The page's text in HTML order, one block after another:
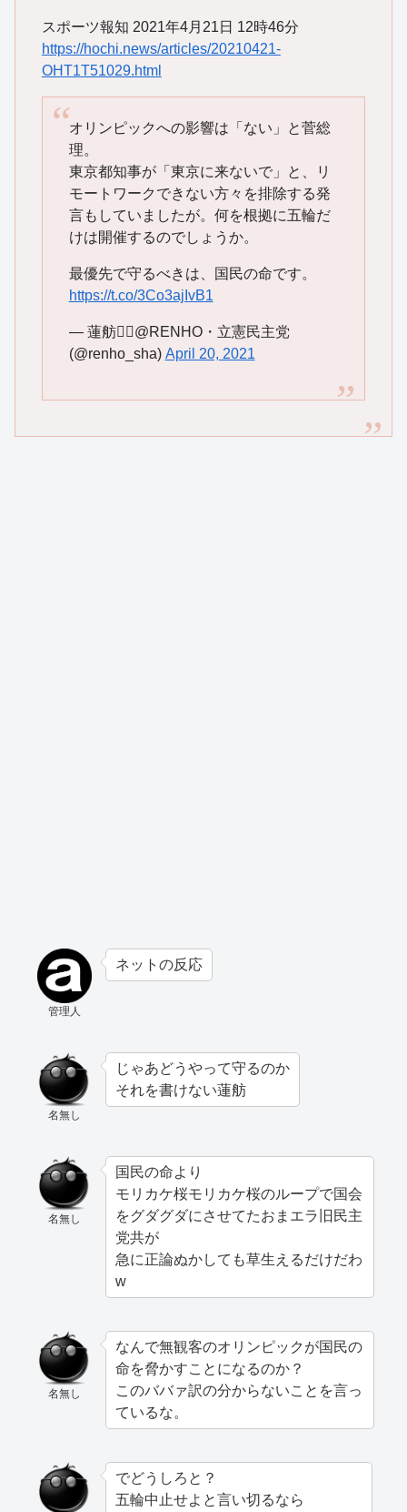
スポーツ報知 2021年4月21日 12時46分
https://hochi.news/articles/20210421-
OHT1T51029.html
オリンピックへの影響は「ない」と菅総
理。
東京都知事が「東京に来ないで」と、リ
モートワークできない方々を排除する発
言もしていましたが。何を根拠に五輪だ
けは開催するのでしょうか。
最優先で守るべきは、国民の命です。
https://t.co/3Co3ajIvB1
— 蓮舫🙋‍♀️@RENHO・立憲民主党
(@renho_sha) April 20, 2021
管理人
ネットの反応
名無し
じゃあどうやって守るのか
それを書けない蓮舫
名無し
国民の命より
モリカケ桜モリカケ桜のループで国会
をグダグダにさせてたおまエラ旧民主
党共が
急に正論ぬかしても草生えるだけだわ
w
名無し
なんで無観客のオリンピックが国民の
命を脅かすことになるのか？
このババァ訳の分からないことを言っ
ているな。
でどうしろと？
五輪中止せよと言い切るなら